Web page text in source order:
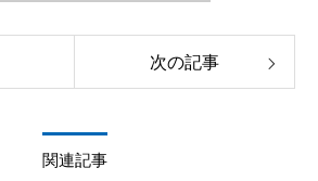
次の記事
関連記事